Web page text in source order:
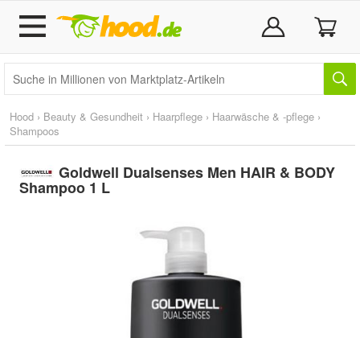
Hood › Beauty & Gesundheit › Haarpflege › Haarwäsche & -pflege ›
Shampoos
Goldwell Dualsenses Men HAIR & BODY
Shampoo 1 L